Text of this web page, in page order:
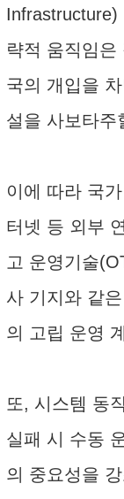
Infrastructure)
략적 움직임은
국의 개입을
설을 사보타주
이에 따라 국
터넷 등 외부
고 운영기술
사 기지와 같
의 고립 운영
또, 시스템 동
실패 시 수동
의 중요성을